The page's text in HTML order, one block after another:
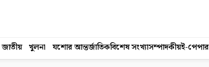
জাতীয় খুলনা যশোর আন্তর্জাতিকবিশেষ সংখ্যাসম্পাদকীয়ই-পেপার